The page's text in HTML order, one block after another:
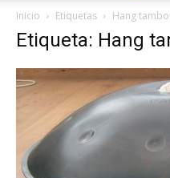
Inicio Etiquetas Hang
Etiqueta: Hang